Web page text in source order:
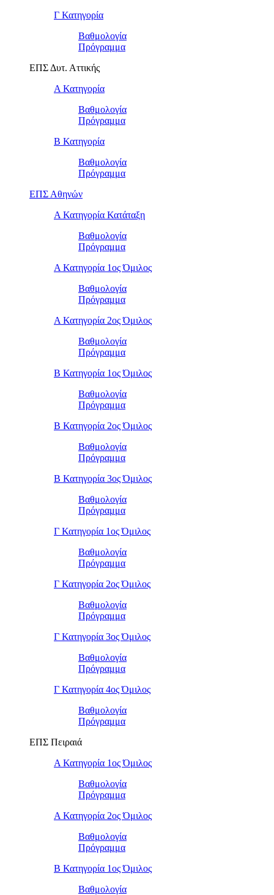
Γ Κατηγορία
Βαθμολογία
Πρόγραμμα
ΕΠΣ Δυτ. Αττικής
Α Κατηγορία
Βαθμολογία
Πρόγραμμα
Β Κατηγορία
Βαθμολογία
Πρόγραμμα
ΕΠΣ Αθηνών
Α Κατηγορία Κατάταξη
Βαθμολογία
Πρόγραμμα
Α Κατηγορία 1ος Όμιλος
Βαθμολογία
Πρόγραμμα
Α Κατηγορία 2ος Όμιλος
Βαθμολογία
Πρόγραμμα
Β Κατηγορία 1ος Όμιλος
Βαθμολογία
Πρόγραμμα
Β Κατηγορία 2ος Όμιλος
Βαθμολογία
Πρόγραμμα
Β Κατηγορία 3ος Όμιλος
Βαθμολογία
Πρόγραμμα
Γ Κατηγορία 1ος Όμιλος
Βαθμολογία
Πρόγραμμα
Γ Κατηγορία 2ος Όμιλος
Βαθμολογία
Πρόγραμμα
Γ Κατηγορία 3ος Όμιλος
Βαθμολογία
Πρόγραμμα
Γ Κατηγορία 4ος Όμιλος
Βαθμολογία
Πρόγραμμα
ΕΠΣ Πειραιά
Α Κατηγορία 1ος Όμιλος
Βαθμολογία
Πρόγραμμα
Α Κατηγορία 2ος Όμιλος
Βαθμολογία
Πρόγραμμα
Β Κατηγορία 1ος Όμιλος
Βαθμολογία